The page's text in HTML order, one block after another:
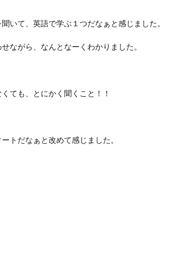
いて、英語で学ぶ１つだなぁと感じました。
ながら、なんとなーくわかりました。
ても、とにかく聞くこと！！
トだなぁと改めて感じました。